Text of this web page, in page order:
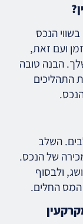
הנכס
ועם זאת,
הבנה טובה
התהליכים
השלב
של הנכס.
ולבסוף
החלים.